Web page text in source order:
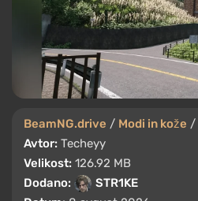
BeamNG.drive / Modi in kože /
Avtor: Techeyy
Velikost: 126.92 MB
Dodano:
STR1KE